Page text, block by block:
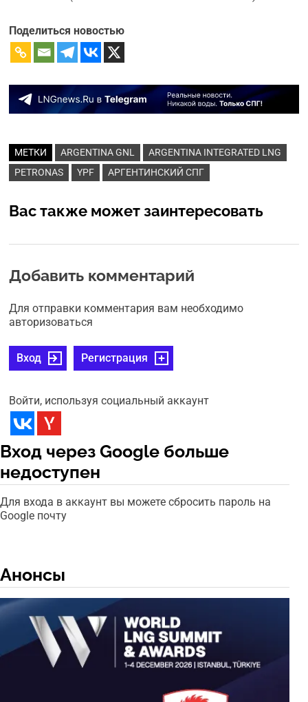
Поделиться новостью
МЕТКИ ARGENTINA GNL
ARGENTINA INTEGRATED LNG
PETRONAS
YPF АРГЕНТИНСКИЙ СПГ
Вас также может заинтересовать
Добавить комментарий
Для отправки комментария вам необходимо
авторизоваться
Вход Регистрация
Войти, используя социальный аккаунт
Вход через Google больше
недоступен
Для входа в аккаунт вы можете сбросить пароль на
Google почту
Анонсы